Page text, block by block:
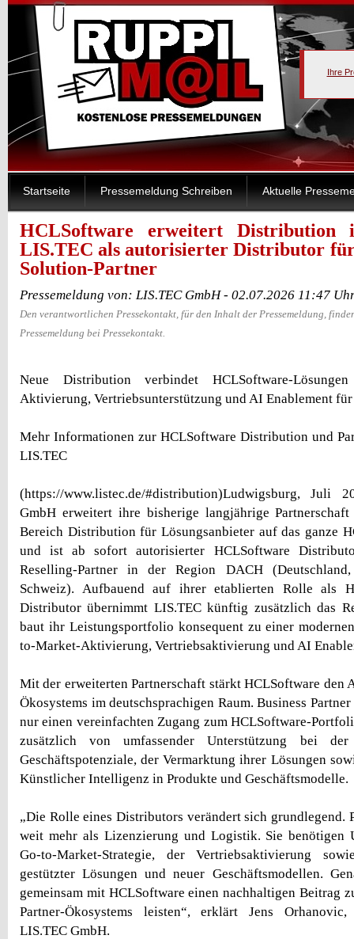
Ihre
Startseite Pressemeldung Schreiben Aktuelle
HCLSoftware erweitert
LIS.TEC als autorisierter Distributor
Solution-Partner
Pressemeldung von: LIS.TEC GmbH - 02.07.2026 11:47
Den verantwortlichen Pressekontakt, für den Inhalt der Pressemeldung,
Pressemeldung bei Pressekontakt.
Neue Distribution verbindet HCLSoftware-
Aktivierung, Vertriebsunterstützung und AI Enablement für
Mehr Informationen zur HCLSoftware Distribution und
LIS.TEC
(https://www.listec.de/#distribution)Ludwigsburg, Juli
GmbH erweitert ihre bisherige langjährige
Bereich Distribution für Lösungsanbieter auf das ganze
und ist ab sofort autorisierter HCLSoftware
Reselling-Partner in der Region DACH
Schweiz). Aufbauend auf ihrer etablierten Rolle als
Distributor übernimmt LIS.TEC künftig zusätzlich das
baut ihr Leistungsportfolio konsequent zu einer
to-Market-Aktivierung, Vertriebsaktivierung und AI
Mit der erweiterten Partnerschaft stärkt HCLSoftware den
Ökosystems im deutschsprachigen Raum. Business
nur einen vereinfachten Zugang zum HCLSoftware-
zusätzlich von umfassender Unterstützung bei
Geschäftspotenziale, der Vermarktung ihrer Lösungen
Künstlicher Intelligenz in Produkte und Geschäftsmodelle.
„Die Rolle eines Distributors verändert sich grundlegend.
weit mehr als Lizenzierung und Logistik. Sie benötigen
Go-to-Market-Strategie, der Vertriebsaktivierung
gestützter Lösungen und neuer Geschäftsmodellen.
gemeinsam mit HCLSoftware einen nachhaltigen Beitrag
Partner-Ökosystems leisten“, erklärt Jens
LIS.TEC GmbH.